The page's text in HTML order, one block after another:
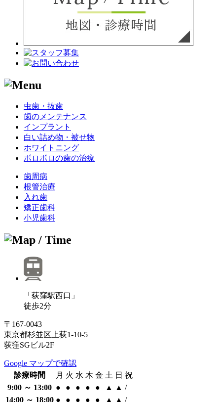
虫歯・抜歯
歯のメンテナンス
インプラント
白い詰め物・被せ物
ホワイトニング
ボロボロの歯の治療
歯周病
根管治療
入れ歯
矯正歯科
小児歯科
「荻窪駅西口」
徒歩2分
〒167-0043
東京都杉並区上荻1-10-5
荻窪SGビル2F
Google マップで確認
診療時間
月 火 水 木 金 土 日 祝
9:00 ～ 13:00 ● ● ● ● ● ▲ ▲ /
14:00 ～ 18:00 ● ● ● ● ● ▲ ▲ /